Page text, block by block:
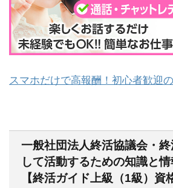
スマホだけで高報酬！初心者歓迎
一般社団法人終活協議会・終
して活動するための知識と
【終活ガイド上級（1級）資